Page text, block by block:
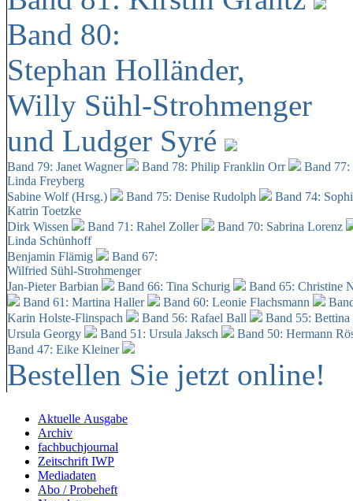
Band 80:
Stephan Holländer,
Willy Sühl-Strohmenger
und Ludger Syré
Band 79: Janet Wagner Band 78: Philip Franklin Orr
Band
Linda Freyberg
Sabine Wolf (Hrsg.)
Band 75: Denise Rudolph
Band 74:
Katrin Toetzke
Dirk Wissen
Band 71: Rahel Zoller
Band 70: Sabrina Lorenz
Linda Schünhoff
Benjamin Flämig
Band 67:
Wilfried Sühl-Strohmenger
Jan-Pieter Barbian
Band 66: Tina Schurig
Band 65: Christine
Band 61: Martina Haller
Band 60: Leonie Flachsmann
Karin Holste-Flinspach
Band 56: Rafael Ball
Band 55:
Ursula Georgy
Band 51: Ursula Jaksch Band 50: Hermann
Band 47: Eike Kleiner
Bestellen Sie jetzt online!
Aktuelle Ausgabe
Archiv
fachbuchjournal
Zeitschrift IWP
Mediadaten
Abo / Probeheft